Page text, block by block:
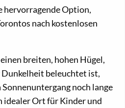
hervorragende Option,
nach kostenlosen
breiten, hohen Hügel,
Dunkelheit beleuchtet ist,
Sonnenuntergang noch lange
idealer Ort für Kinder und